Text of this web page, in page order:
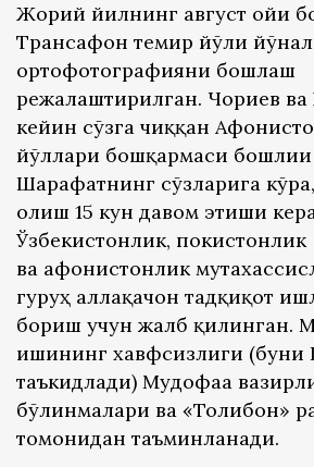
Жорий йилнинг август ойи
Трансафғон темир йўли
ортофотографияни бошлаш
режалаштирилган. Чориев ва
кейин сўзга чиққан
йўллари бошқармаси
Шарафатнинг сўзларига
олиш 15 кун давом этиши
Ўзбекистонлик, покистонлик
ва афғонистонлик
гуруҳ аллақачон тадқиқот
бориш учун жалб қилинган.
ишининг хавфсизлиги (буни
таъкидлади) Мудофаа
бўлинмалари ва «Толибон»
томонидан таъминланади.